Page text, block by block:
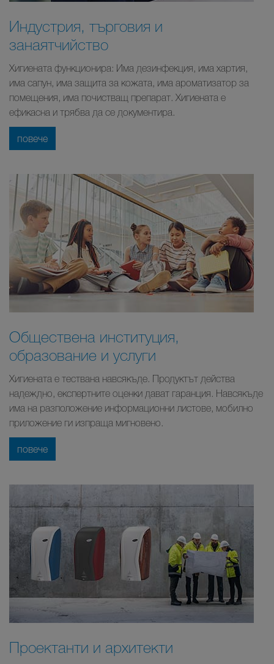
Индустрия, търговия и
занаятчийство
Хигиената функционира: Има дезинфекция, има хартия,
има сапун, има защита за кожата, има ароматизатор за
помещения, има почистващ препарат. Хигиената е
ефикасна и трябва да се документира.
повече
Обществена институция,
образование и услуги
Хигиената е тествана навсякъде. Продуктът действа
надеждно, експертните оценки дават гаранция. Навсякъде
има на разположение информационни листове, мобилно
приложение ги изпраща мигновено.
повече
Проектанти и архитекти